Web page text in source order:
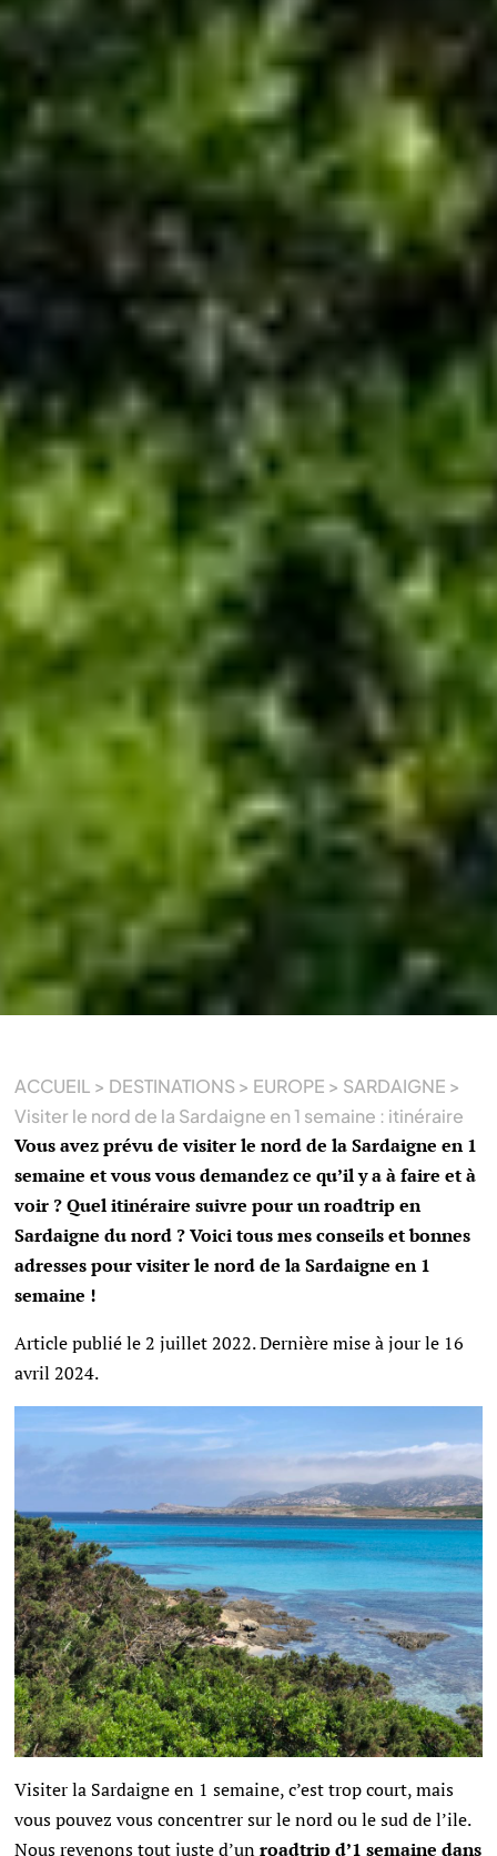
ACCUEIL > DESTINATIONS> EUROPE > SARDAIGNE >
Visiter le nord de la Sardaigne en 1 semaine : itinéraire
Vous avez prévu de visiter le nord de la Sardaigne en 1
semaine et vous vous demandez ce qu’il y a à faire et à
voir ? Quel itinéraire suivre pour un roadtrip en
Sardaigne du nord ? Voici tous mes conseils et bonnes
adresses pour visiter le nord de la Sardaigne en 1
semaine !
Article publié le 2 juillet 2022. Dernière mise à jour le 16
avril 2024.
Visiter la Sardaigne en 1 semaine, c’est trop court, mais
vous pouvez vous concentrer sur le nord ou le sud de l’ile.
Nous revenons tout juste d’unroadtrip d’1 semaine dans